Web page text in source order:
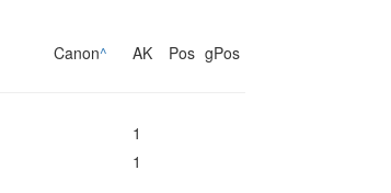
Canon^ AK Pos gPos
1
1